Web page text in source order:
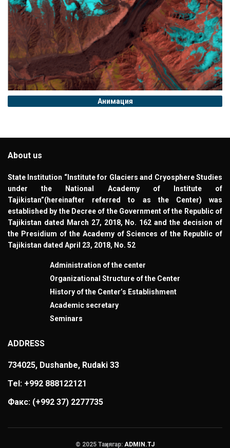
Анимация
About us
State Institution “Institute for Glaciers and Cryosphere Studies
under the National Academy of Institute of
Tajikistan”(hereinafter referred to as the Center) was
established by the Decree of the Government of the Republic of
Tajikistan dated March 27, 2018, No. 162 and the decision of
the Presidium of the Academy of Sciences of the Republic of
Tajikistan dated April 23, 2018, No. 52
Administration of the center
Organizational Structure of the Center
History of the Center’s Establishment
Academic secretary
Seminars
ADDRESS
734025, Dushanbe, Rudaki 33
Tel: +992 888122121
Факс: (+992 37) 2277735
© 2025 Таҳиягар: ADMIN.TJ